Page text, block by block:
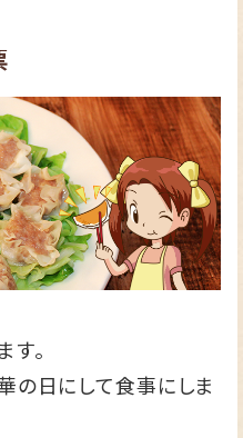
す。
の日にして食事にしま